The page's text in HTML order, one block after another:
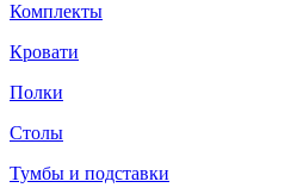
Комплекты
Кровати
Полки
Столы
Тумбы и подставки